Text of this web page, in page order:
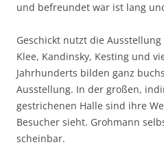
und befreundet war ist lang
Geschickt nutzt die
Klee, Kandinsky, Kesting und
Jahrhunderts bilden ganz
Ausstellung. In der großen,
gestrichenen Halle sind ihre
Besucher sieht. Grohmann
scheinbar.